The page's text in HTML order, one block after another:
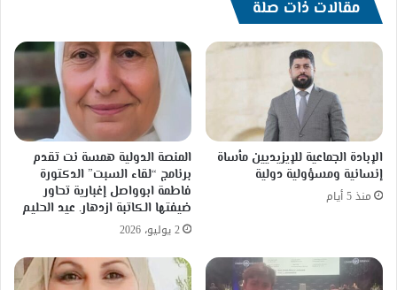
مقالات ذات صلة
الإبادة الجماعية للإيزيديين مأساة
إنسانية ومسؤولية دولية
منذ 5 أيام
المنصة الدولية همسة نت تقدم
برنامج “لقاء السبت” الدكتورة
فاطمة ابوواصل إغبارية تحاور
ضيفتها الكاتبة ازدهار. عيد الحليم
2 يوليو، 2026